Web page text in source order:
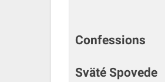
Confessions
Sväté Spovede